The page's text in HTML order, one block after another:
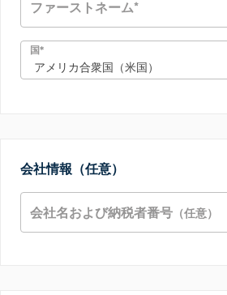
ファーストネーム*
国*
会社情報（任意）
会社名および納税者番号 （任意）